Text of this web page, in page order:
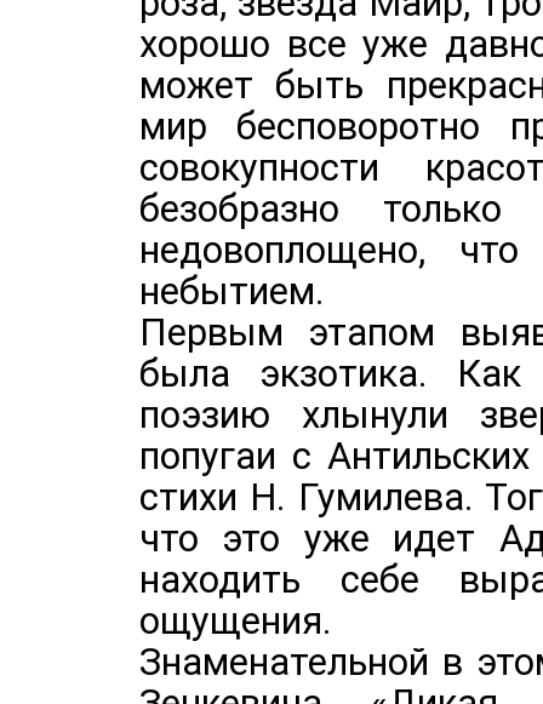
хорошо все уже
может быть
мир бесповоротно
совокупности
безобразно
недовоплощено,
небытием.
Первым этапом
была экзотика.
поэзию хлынули
попугаи с
стихи Н. Гумилева.
что это уже идет
находить себе
ощущения.
Знаменательной в